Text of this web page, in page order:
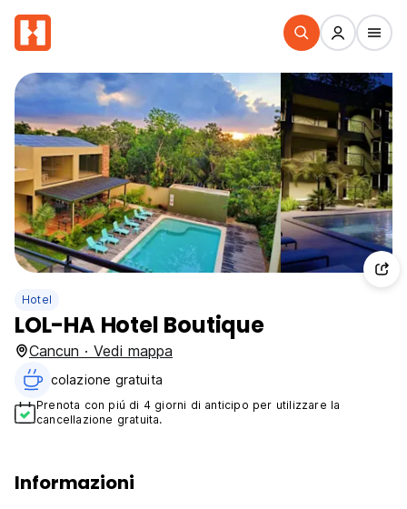
Hotel
LOL-HA Hotel Boutique
Cancun · Vedi mappa
colazione gratuita‎
Prenota con piú di 4 giorni di anticipo per utilizzare la
cancellazione gratuita.
Informazioni